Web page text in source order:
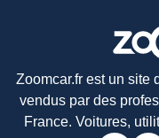
Zoomcar.fr est un site
vendus par des
France. Voitures,